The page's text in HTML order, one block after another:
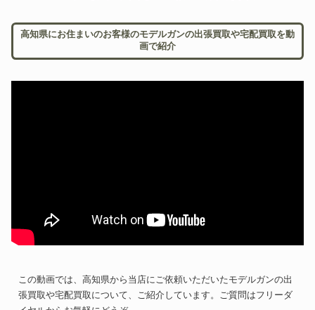
高知県にお住まいのお客様のモデルガンの出張買取や宅配買取を動
画で紹介
この動画では、高知県から当店にご依頼いただいたモデルガンの出
張買取や宅配買取について、ご紹介しています。ご質問はフリーダ